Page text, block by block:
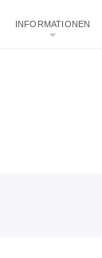
INFORMATIONEN